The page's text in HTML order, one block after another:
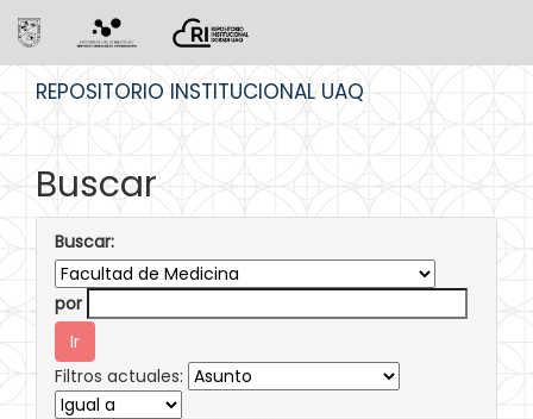
REPOSITORIO INSTITUCIONAL UAQ
Buscar
Buscar:
por
Filtros actuales: